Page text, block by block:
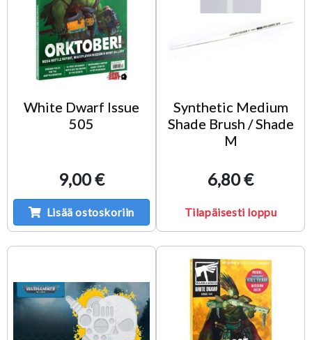
White Dwarf Issue
505
9,00 €
Lisää ostoskoriin
Synthetic Medium
Shade Brush / Shade
M
6,80 €
Tilapäisesti loppu